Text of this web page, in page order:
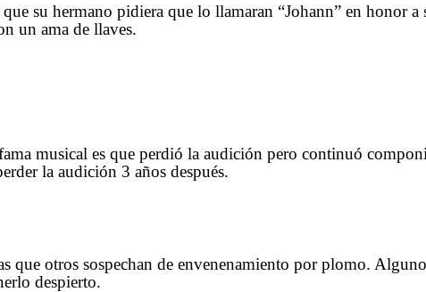
su hermano pidiera que lo llamaran “Johann” en honor a
un ama de llaves.
musical es que perdió la audición pero continuó
la audición 3 años después.
otros sospechan de envenenamiento por plomo.
despierto.